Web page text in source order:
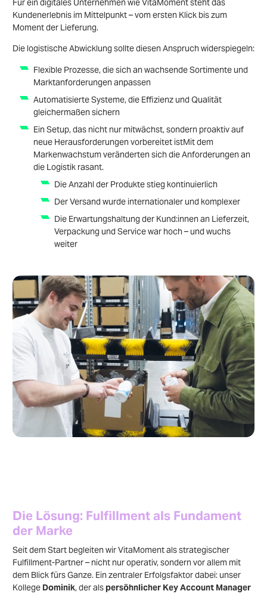
Für ein digitales Unternehmen wie VitaMoment steht das
Kundenerlebnis im Mittelpunkt – vom ersten Klick bis zum
Moment der Lieferung.
Die logistische Abwicklung sollte diesen Anspruch widerspiegeln:
Flexible Prozesse, die sich an wachsende Sortimente und
Marktanforderungen anpassen
Automatisierte Systeme, die Effizienz und Qualität
gleichermaßen sichern
Ein Setup, das nicht nur mitwächst, sondern proaktiv auf
neue Herausforderungen vorbereitet istMit dem
Markenwachstum veränderten sich die Anforderungen an
die Logistik rasant.
Die Anzahl der Produkte stieg kontinuierlich
Der Versand wurde internationaler und komplexer
Die Erwartungshaltung der Kund:innen an Lieferzeit,
Verpackung und Service war hoch – und wuchs
weiter
Die Lösung: Fulfillment als Fundament
der Marke
Seit dem Start begleiten wir VitaMoment als strategischer
Fulfillment-Partner – nicht nur operativ, sondern vor allem mit
dem Blick fürs Ganze. Ein zentraler Erfolgsfaktor dabei: unser
Kollege Dominik, der alspersöhnlicher Key Account Manager